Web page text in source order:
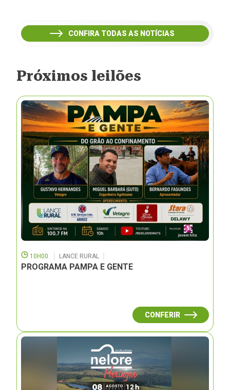
CONFIRA TODAS AS NOTÍCIAS
Próximos leilões
10H00 LANCE RURAL
PROGRAMA PAMPA E GENTE
CONFERIR